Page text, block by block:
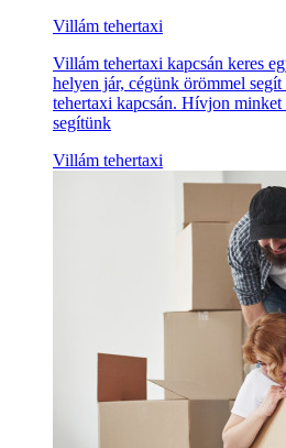
Villám tehertaxi
Villám tehertaxi kapcsán keres
helyen jár, cégünk örömmel
tehertaxi kapcsán. Hívjon minket
segítünk
Villám tehertaxi